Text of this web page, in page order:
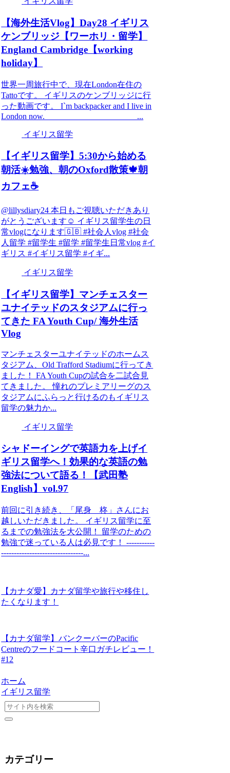
【海外生活Vlog】Day28 イギリス
ケンブリッジ【ワーホリ・留学】
England Cambridge【working
holiday】
世界一周旅行中で、現在London在住の
Tattoです。 イギリスのケンブリッジに行
った動画です。 I`m backpacker and I live in
London now. ________ ________ _____...
イギリス留学
【イギリス留学】5:30から始める
朝活☀️勉強、朝のOxford散策🍁朝
カフェ☕️
@lillysdiary24 本日もご視聴いただきあり
がとうございます☺️ イギリス留学生の日
常vlogになります🇬🇧 #社会人vlog #社会
人留学 #留学生 #留学 #留学生日常vlog #イ
ギリス #イギリス留学 #イギ...
イギリス留学
【イギリス留学】マンチェスター
ユナイテッドのスタジアムに行っ
てきた FA Youth Cup/ 海外生活
Vlog
マンチェスターユナイテッドのホームス
タジアム、Old Trafford Stadiumに行ってき
ました！ FA Youth Cupの試合を二試合見
てきました。 憧れのプレミアリーグのス
タジアムにふらっと行けるのもイギリス
留学の魅力か...
イギリス留学
シャドーイングで英語力を上げイ
ギリス留学へ！効果的な英語の勉
強法について語る！【武田塾
English】vol.97
前回に引き続き、「尾身 柊」さんにお
越しいただきました。 イギリス留学に至
るまでの勉強法を大公開！ 留学のための
勉強で迷っている人は必見です！ -----------
--------------------------------...
【カナダ愛】カナダ留学や旅行や移住し
たくなります！
【カナダ留学】バンクーバーのPacific
Centreのフードコート辛口ガチレビュー！
#12
ホーム
イギリス留学
カテゴリー